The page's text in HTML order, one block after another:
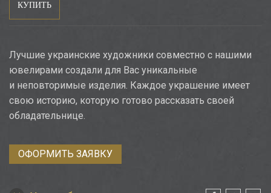
КУПИТЬ
Лучшие украинские художники совместно с нашими
ювелирами создали для Вас уникальные
и неповторимые изделия. Каждое украшение имеет
свою историю, которую готово рассказать своей
обладательнице.
ОФОРМИТЬ ЗАЯВКУ